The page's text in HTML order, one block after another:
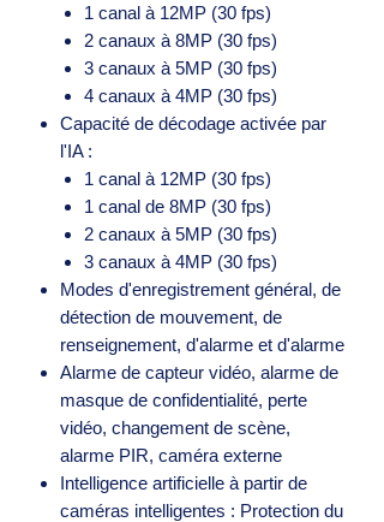
1 canal à 12MP (30 fps)
2 canaux à 8MP (30 fps)
3 canaux à 5MP (30 fps)
4 canaux à 4MP (30 fps)
Capacité de décodage activée par
l'IA :
1 canal à 12MP (30 fps)
1 canal de 8MP (30 fps)
2 canaux à 5MP (30 fps)
3 canaux à 4MP (30 fps)
Modes d'enregistrement général, de
détection de mouvement, de
renseignement, d'alarme et d'alarme
Alarme de capteur vidéo, alarme de
masque de confidentialité, perte
vidéo, changement de scène,
alarme PIR, caméra externe
Intelligence artificielle à partir de
caméras intelligentes : Protection du